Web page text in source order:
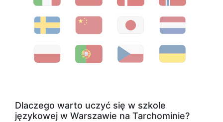
Dlaczego warto uczyć się w szkole
językowej w Warszawie na Tarchominie?